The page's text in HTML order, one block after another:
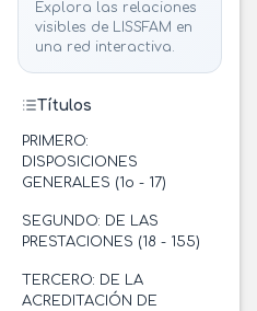
Explora las relaciones
visibles de LISSFAM en
una red interactiva.
Títulos
PRIMERO:
DISPOSICIONES
GENERALES (1o - 17)
SEGUNDO: DE LAS
PRESTACIONES (18 - 155)
TERCERO: DE LA
ACREDITACIÓN DE